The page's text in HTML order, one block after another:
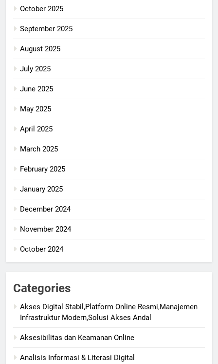
October 2025
September 2025
August 2025
July 2025
June 2025
May 2025
April 2025
March 2025
February 2025
January 2025
December 2024
November 2024
October 2024
Categories
Akses Digital Stabil,Platform Online Resmi,Manajemen
Infrastruktur Modern,Solusi Akses Andal
Aksesibilitas dan Keamanan Online
Analisis Informasi & Literasi Digital